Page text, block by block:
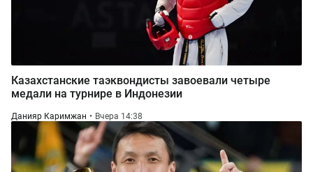
Казахстанские таэквондисты завоевали четыре
медали на турнире в Индонезии
Данияр Каримжан Вчера 14:38